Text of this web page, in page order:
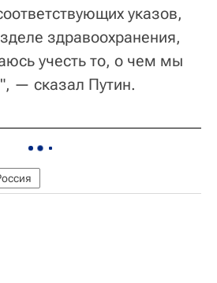
указов,
здравоохранения,
учесть то, о чем мы
— сказал Путин.